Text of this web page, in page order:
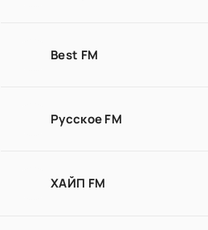
Best FM
Русское FM
ХАЙП FM